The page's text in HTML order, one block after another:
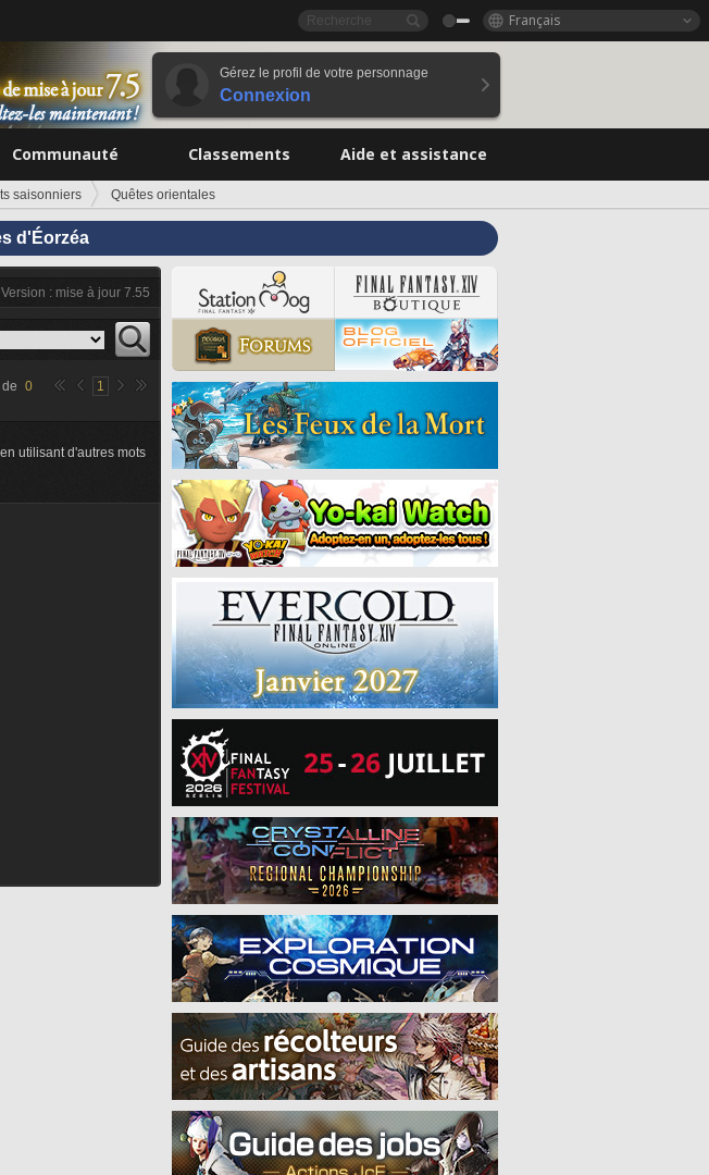
Français
Gérez le profil de votre personnage
Connexion
Communauté Classements Aide et assistance
saisonniers Quêtes orientales
d'Éorzéa
Version : mise à jour 7.55
0 1
utilisant d'autres mots